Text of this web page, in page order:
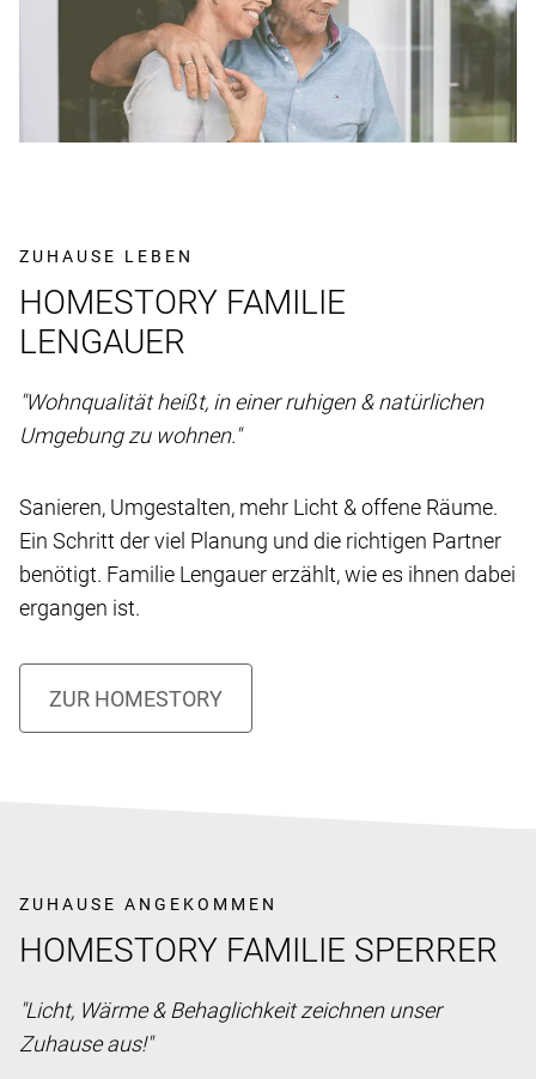
ZUHAUSE LEBEN
HOMESTORY FAMILIE
LENGAUER
"Wohnqualität heißt, in einer ruhigen & natürlichen
Umgebung zu wohnen."
Sanieren, Umgestalten, mehr Licht & offene Räume.
Ein Schritt der viel Planung und die richtigen Partner
benötigt. Familie Lengauer erzählt, wie es ihnen dabei
ergangen ist.
ZUHAUSE ANGEKOMMEN
HOMESTORY FAMILIE SPERRER
"Licht, Wärme & Behaglichkeit zeichnen unser
Zuhause aus!"